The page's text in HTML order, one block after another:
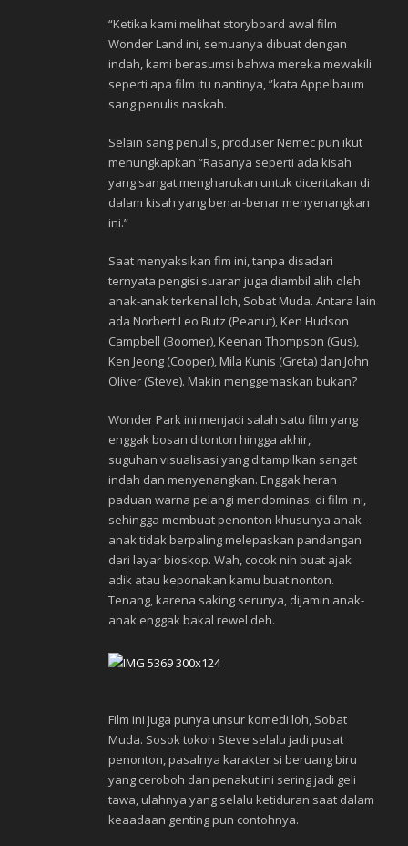
“Ketika kami melihat storyboard awal film
Wonder Land ini, semuanya dibuat dengan
indah, kami berasumsi bahwa mereka mewakili
seperti apa film itu nantinya, ”kata Appelbaum
sang penulis naskah.
Selain sang penulis, produser Nemec pun ikut
menungkapkan “Rasanya seperti ada kisah
yang sangat mengharukan untuk diceritakan di
dalam kisah yang benar-benar menyenangkan
ini.”
Saat menyaksikan fim ini, tanpa disadari
ternyata pengisi suaran juga diambil alih oleh
anak-anak terkenal loh, Sobat Muda. Antara lain
ada Norbert Leo Butz (Peanut), Ken Hudson
Campbell (Boomer), Keenan Thompson (Gus),
Ken Jeong (Cooper), Mila Kunis (Greta) dan John
Oliver (Steve). Makin menggemaskan bukan?
Wonder Park ini menjadi salah satu film yang
enggak bosan ditonton hingga akhir,
suguhan visualisasi yang ditampilkan sangat
indah dan menyenangkan. Enggak heran
paduan warna pelangi mendominasi di film ini,
sehingga membuat penonton khusunya anak-
anak tidak berpaling melepaskan pandangan
dari layar bioskop. Wah, cocok nih buat ajak
adik atau keponakan kamu buat nonton.
Tenang, karena saking serunya, dijamin anak-
anak enggak bakal rewel deh.
Film ini juga punya unsur komedi loh, Sobat
Muda. Sosok tokoh Steve selalu jadi pusat
penonton, pasalnya karakter si beruang biru
yang ceroboh dan penakut ini sering jadi geli
tawa, ulahnya yang selalu ketiduran saat dalam
keaadaan genting pun contohnya.